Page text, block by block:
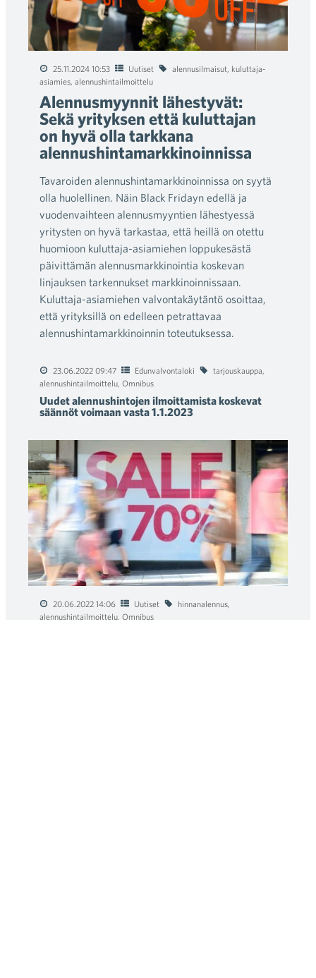
25.11.2024 10:53 Uutiset alennusilmaisut, kuluttaja-
asiamies, alennushintailmoittelu
Alennusmyynnit lähestyvät:
Sekä yrityksen että kuluttajan
on hyvä olla tarkkana
alennushintamarkkinoinnissa
Tavaroiden alennushintamarkkinoinnissa on syytä
olla huolellinen. Näin Black Fridayn edellä ja
vuodenvaihteen alennusmyyntien lähestyessä
yritysten on hyvä tarkastaa, että heillä on otettu
huomioon kuluttaja-asiamiehen loppukesästä
päivittämän alennusmarkkinointia koskevan
linjauksen tarkennukset markkinoinnissaan.
Kuluttaja-asiamiehen valvontakäytäntö osoittaa,
että yrityksillä on edelleen petrattavaa
alennushintamarkkinoinnin toteutuksessa.
23.06.2022 09:47 Edunvalvontaloki tarjouskauppa,
alennushintailmoittelu, Omnibus
Uudet alennushintojen ilmoittamista koskevat
säännöt voimaan vasta 1.1.2023
20.06.2022 14:06 Uutiset hinnanalennus,
alennushintailmoittelu, Omnibus